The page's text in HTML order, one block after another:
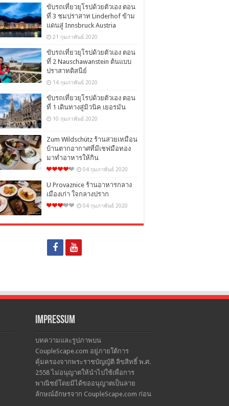
ขับรถเที่ยวยุโรปด้วยตัวเอง ตอน
ที่ 3 ชมปราสาท Linderhof ข้าม
แดนสู่ Innsbruck Austria
21 กุมภาพันธ์ 2020
ขับรถเที่ยวยุโรปด้วยตัวเอง ตอน
ที่ 2 Nauschawanstein ต้นแบบ
ปราสาทดิสนีย์
14 กุมภาพันธ์ 2020
ขับรถเที่ยวยุโรปด้วยตัวเอง ตอน
ที่ 1 เดินทางสู่มิวนิค เยอรมัน
10 กุมภาพันธ์ 2020
Zum Wildschütz ร้านสวยเหมือน
บ้านตากอากาศที่มีเชฟมือทอง
มาทำอาหารให้กิน
04 กุมภาพันธ์ 2020
U Provaznice ร้านอาหารกลาง
เมืองเก่า ใจกลางปราก
04 กุมภาพันธ์ 2020
Impressum
บทความและรูปภาพบน
CoupleScape.com อยู่ภายใต้การ
คุ้มครองจากพระราชบัญญัติ ลิขสิทธิ์ พ.ศ.
2558 ไม่อนุญาตให้นำไปใช้เพื่อการ
พาณิชย์โดยมิได้ขออนุญาตเป็นลาย
ลักษณ์อักษรจาก CoupleScape.com ก่อน